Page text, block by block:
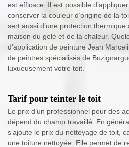
est efficace. Il est possible
conserver la couleur d’origine de la
sert aussi d’une protection
maison du gelé et de la chaleur.
d’application de peinture Jean
de peintres spécialisés de
luxueusement votre toit.
Tarif pour teinter le toit
Le prix d’un professionnel pour des
dépend du champ travaillé. En
s’ajoute le prix du nettoyage de toit,
une toiture nettoyée. Elle permet de